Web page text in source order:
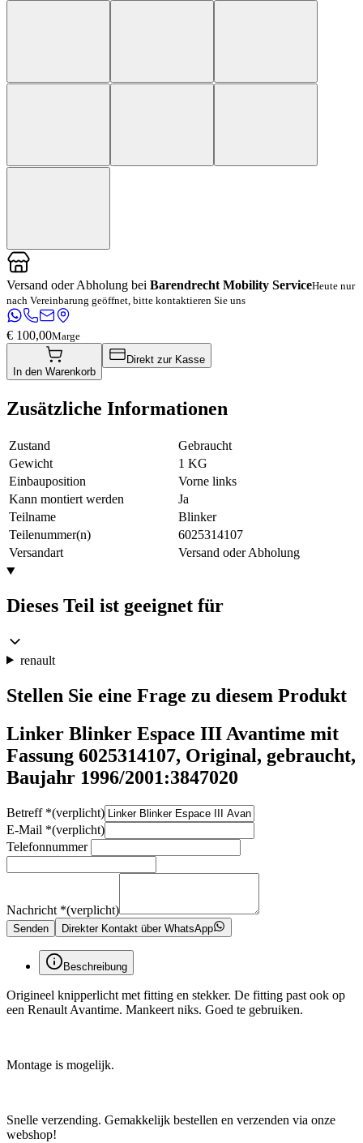
Versand oder Abholung bei Barendrecht Mobility ServiceHeute nur
nach Vereinbarung geöffnet, bitte kontaktieren Sie uns
€ 100,00Marge
In den Warenkorb
Direkt zur Kasse
Zusätzliche Informationen
Zustand
Gebraucht
Gewicht
1 KG
Einbauposition
Vorne links
Kann montiert werden
Ja
Teilname
Blinker
Teilenummer(n)
6025314107
Versandart
Versand oder Abholung
Dieses Teil ist geeignet für
renault
Stellen Sie eine Frage zu diesem Produkt
Linker Blinker Espace III Avantime mit
Fassung 6025314107, Original, gebraucht,
Baujahr 1996/2001:3847020
Betreff *(verplicht)
E-Mail *(verplicht)
Telefonnummer
Nachricht *(verplicht)
Senden Direkter Kontakt über WhatsApp
Beschreibung
Origineel knipperlicht met fitting en stekker. De fitting past ook op
een Renault Avantime. Mankeert niks. Goed te gebruiken.
Montage is mogelijk.
Snelle verzending. Gemakkelijk bestellen en verzenden via onze
webshop!